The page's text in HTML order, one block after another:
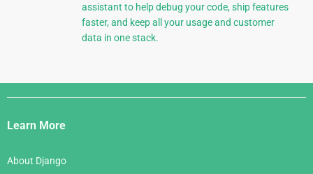
assistant to help debug your code, ship features
faster, and keep all your usage and customer
data in one stack.
Django
Links
Learn More
About Django